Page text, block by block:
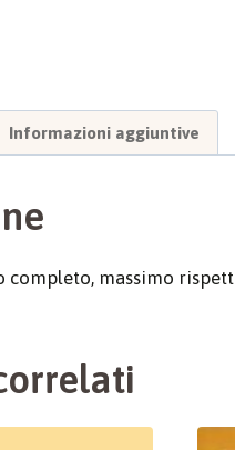
Informazioni aggiuntive
completo, massimo